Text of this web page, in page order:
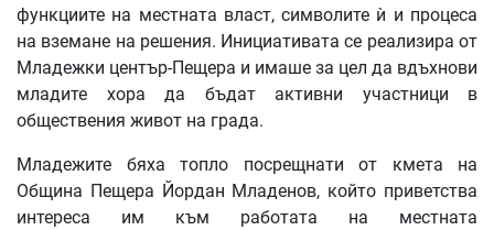
функциите на местната власт, символите ѝ и процеса
на вземане на решения. Инициативата се реализира от
Младежки център-Пещера и имаше за цел да вдъхнови
младите хора да бъдат активни участници в
обществения живот на града.
Младежите бяха топло посрещнати от кмета на
Община Пещера Йордан Младенов, който приветства
интереса им към работата на местната